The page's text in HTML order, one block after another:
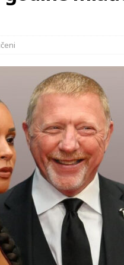
29. srpnja 2018, preminuo je
o Oluji: Hrvati imaju što slaviti,